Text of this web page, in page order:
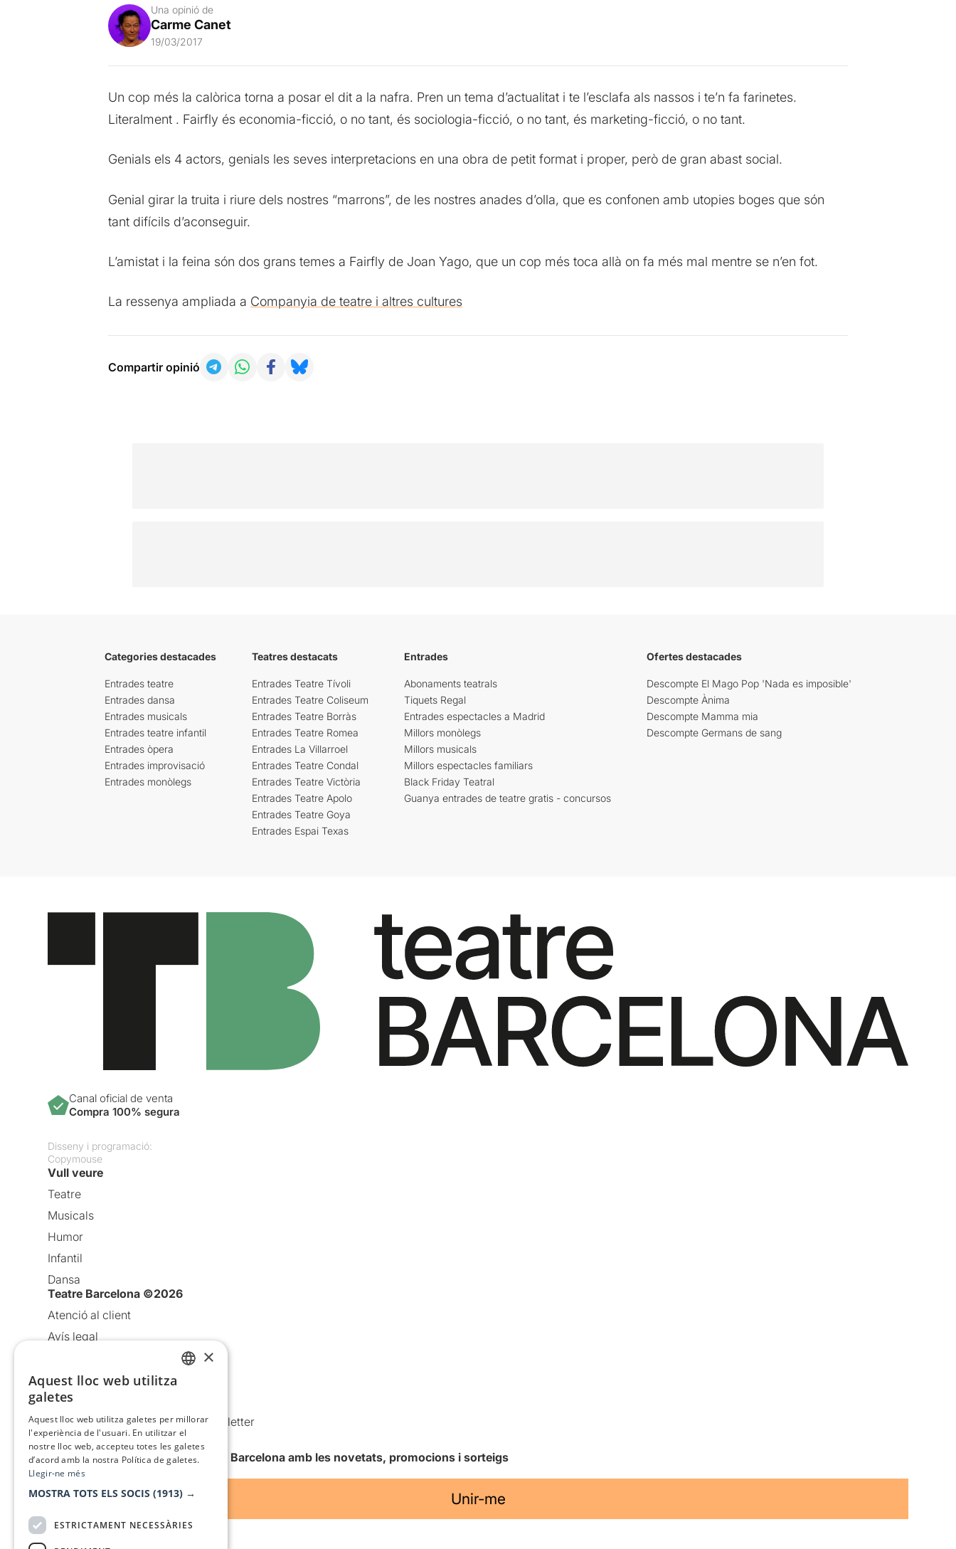
Una opinió de
Carme Canet
19/03/2017
Un cop més la calòrica torna a posar el dit a la nafra. Pren un tema d’actualitat i te l’esclafa als nassos i te’n fa farinetes.
Literalment . Fairfly és economia-ficció, o no tant, és sociologia-ficció, o no tant, és marketing-ficció, o no tant.
Genials els 4 actors, genials les seves interpretacions en una obra de petit format i proper, però de gran abast social.
Genial girar la truita i riure dels nostres “marrons”, de les nostres anades d’olla, que es confonen amb utopies boges que són
tant difícils d’aconseguir.
L’amistat i la feina són dos grans temes a Fairfly de Joan Yago, que un cop més toca allà on fa més mal mentre se n’en fot.
La ressenya ampliada a Companyia de teatre i altres cultures
Compartir opinió
Categories destacades
Entrades teatre
Entrades dansa
Entrades musicals
Entrades teatre infantil
Entrades òpera
Entrades improvisació
Entrades monòlegs
Teatres destacats
Entrades Teatre Tívoli
Entrades Teatre Coliseum
Entrades Teatre Borràs
Entrades Teatre Romea
Entrades La Villarroel
Entrades Teatre Condal
Entrades Teatre Victòria
Entrades Teatre Apolo
Entrades Teatre Goya
Entrades Espai Texas
Entrades
Abonaments teatrals
Tiquets Regal
Entrades espectacles a Madrid
Millors monòlegs
Millors musicals
Millors espectacles familiars
Black Friday Teatral
Guanya entrades de teatre gratis - concursos
Ofertes destacades
Descompte El Mago Pop 'Nada es imposible'
Descompte Ànima
Descompte Mamma mia
Descompte Germans de sang
Canal oficial de venta
Compra 100% segura
Disseny i programació:
Copymouse
Vull veure
Teatre
Musicals
Humor
Infantil
Dansa
Teatre Barcelona ©2026
Atenció al client
Avís legal
Política de cookies
Condicions d’ús
Comunicacions comercials i Newsletter
Anuncia’t
Vull rebre la newsletter de Teatre Barcelona amb les novetats, promocions i sorteigs
Unir-me
×
Aquest lloc web utilitza
galetes
Aquest lloc web utilitza galetes per millorar
l'experiència de l'usuari. En utilitzar el
nostre lloc web, accepteu totes les galetes
d’acord amb la nostra Política de galetes.
Llegir-ne més
MOSTRA TOTS ELS SOCIS (1913) →
ESTRICTAMENT NECESSÀRIES